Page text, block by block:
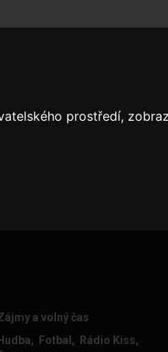
prostředí,
hledám to milou a
a volný čas
Hudba, Fotbal, Rádio Kiss,